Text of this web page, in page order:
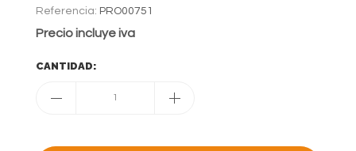
Referencia: PRO00751
Precio incluye iva
CANTIDAD:
1